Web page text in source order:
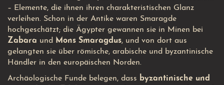
– Elemente, die ihnen ihren charakteristischen Glanz
verleihen. Schon in der Antike waren Smaragde
hochgeschätzt; die Ägypter gewannen sie in Minen bei
Zabara und Mons Smaragdus, und von dort aus
gelangten sie über römische, arabische und byzantinische
Händler in den europäischen Norden.
Archäologische Funde belegen, dass byzantinische und